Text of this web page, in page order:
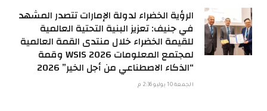
الرؤية الخضراء لدولة الإمارات تتصدر المشهد
في جنيف: تعزيز البنية التحتية العالمية
للقيمة الخضراء خلال منتدى القمة العالمية
لمجتمع المعلومات WSIS 2026 وقمة
“الذكاء الاصطناعي من أجل الخير” 2026
الجمعة 10 يوليو 2:36 م